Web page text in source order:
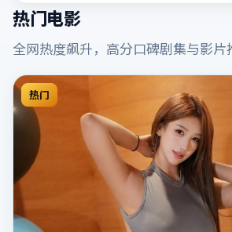
热门电影
全网热度飙升，高分口碑剧集与影片
热门